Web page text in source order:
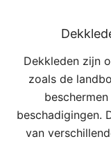
Dekkleden zijn
zoals de
beschadigingen.
van